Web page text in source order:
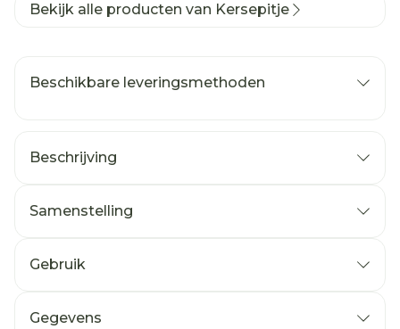
Bekijk alle producten van Kersepitje
Beschikbare leveringsmethoden
Beschrijving
Samenstelling
Gebruik
Gegevens